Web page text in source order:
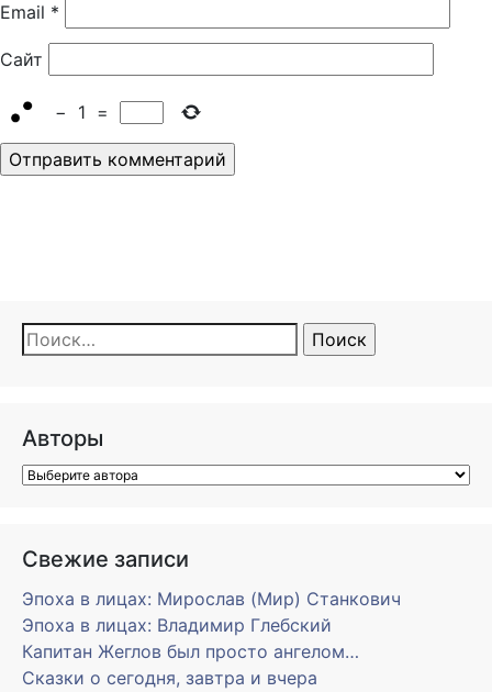
Email *
Сайт
− 1 =
Найти:
Авторы
Свежие записи
Эпоха в лицах: Мирослав (Мир) Станкович
Эпоха в лицах: Владимир Глебский
Капитан Жеглов был просто ангелом…
Сказки о сегодня, завтра и вчера